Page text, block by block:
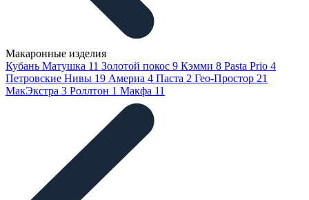
Макаронные изделия
Кубань Матушка 11 Золотой покос 9 Кэмми 8 Pasta Prio 4
Петровские Нивы 19 Америа 4 Паста 2 Гео-Простор 21
МакЭкстра 3 Роллтон 1 Макфа 11